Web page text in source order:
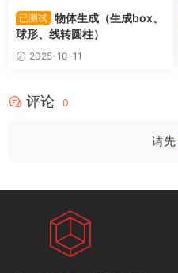
已测试 物体生成（生成box、
球形、线转圆柱）
2025-10-11
评论 0
请先